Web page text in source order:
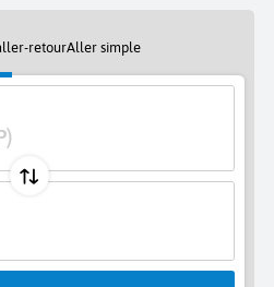
retourAller simple